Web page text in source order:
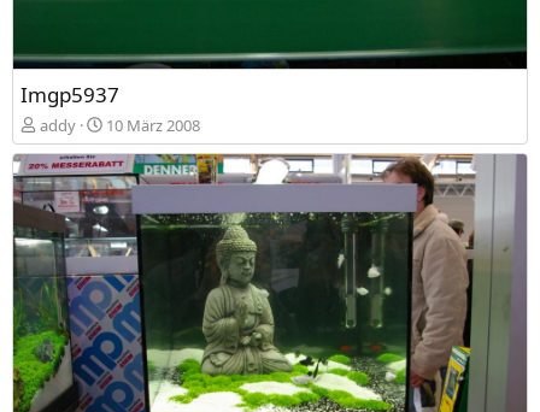
Imgp5937
addy 10 März 2008